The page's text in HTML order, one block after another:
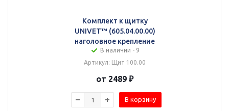
Комплект к щитку
UNIVET™ (605.04.00.00)
наголовное крепление
В наличии - 9
Артикул: Щит 100.00
от 2489 ₽
В корзину